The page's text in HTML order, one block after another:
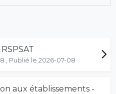
, Publié le 2026-07-08
aux établissements -